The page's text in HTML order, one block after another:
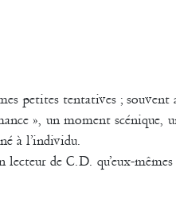
petites tentatives ; souvent
», un moment scénique,
à l’individu.
lecteur de C.D. qu’eux-